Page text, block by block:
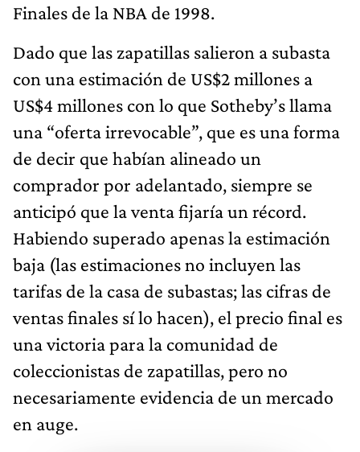
Finales de la NBA de 1998.
Dado que las zapatillas salieron a subasta
con una estimación de US$2 millones a
US$4 millones con lo que Sotheby’s llama
una “oferta irrevocable”, que es una forma
de decir que habían alineado un
comprador por adelantado, siempre se
anticipó que la venta fijaría un récord.
Habiendo superado apenas la estimación
baja (las estimaciones no incluyen las
tarifas de la casa de subastas; las cifras de
ventas finales sí lo hacen), el precio final es
una victoria para la comunidad de
coleccionistas de zapatillas, pero no
necesariamente evidencia de un mercado
en auge.